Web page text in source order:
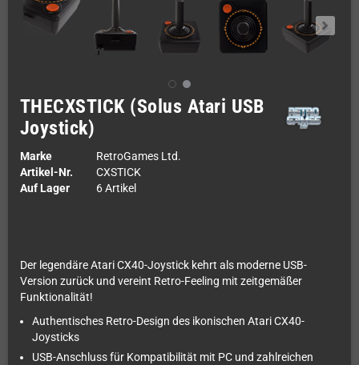
THECXSTICK (Solus Atari USB
Joystick)
Marke
RetroGames Ltd.
Artikel-Nr.
CXSTICK
Auf Lager
6 Artikel
Der legendäre Atari CX40-Joystick kehrt als moderne USB-
Version zurück und vereint Retro-Feeling mit zeitgemäßer
Funktionalität!
Authentisches Retro-Design des ikonischen Atari CX40-
Joysticks
USB-Anschluss für Kompatibilität mit PC und zahlreichen